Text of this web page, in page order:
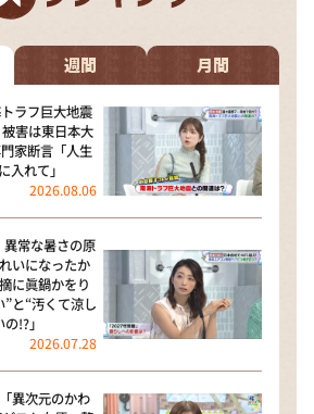
タチ～
ゃい！
ポ
週間 月間
ラフ巨大地震
害は東日本大
家断言「人生
入れて」
2026.08.06
常な暑さの原
いになったか
に眞鍋かをり
”と“汚くて涼し
!?」
2026.07.28
異次元のかわ